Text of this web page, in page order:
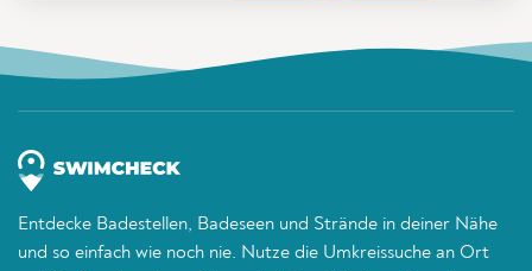
Entdecke Badestellen, Badeseen und Strände in deiner Nähe
und so einfach wie noch nie. Nutze die Umkreissuche an Ort